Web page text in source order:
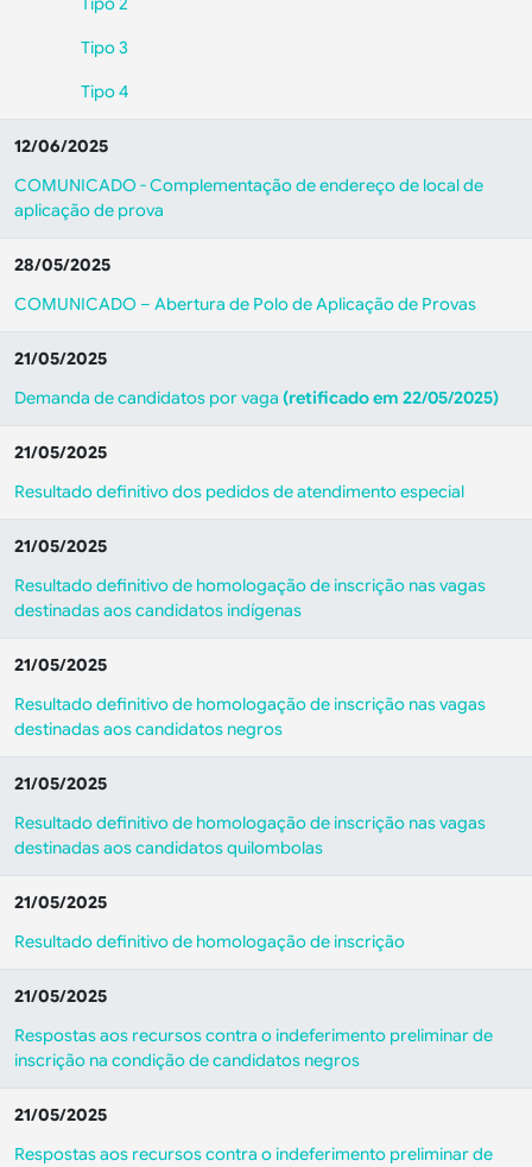
Tipo 3
Tipo 4
12/06/2025
COMUNICADO - Complementação de endereço de local de
aplicação de prova
28/05/2025
COMUNICADO – Abertura de Polo de Aplicação de Provas
21/05/2025
Demanda de candidatos por vaga (retificado em 22/05/2025)
21/05/2025
Resultado definitivo dos pedidos de atendimento especial
21/05/2025
Resultado definitivo de homologação de inscrição nas vagas
destinadas aos candidatos indígenas
21/05/2025
Resultado definitivo de homologação de inscrição nas vagas
destinadas aos candidatos negros
21/05/2025
Resultado definitivo de homologação de inscrição nas vagas
destinadas aos candidatos quilombolas
21/05/2025
Resultado definitivo de homologação de inscrição
21/05/2025
Respostas aos recursos contra o indeferimento preliminar de
inscrição na condição de candidatos negros
21/05/2025
Respostas aos recursos contra o indeferimento preliminar de